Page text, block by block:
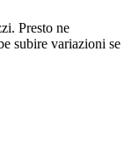
Presto ne
subire variazioni se